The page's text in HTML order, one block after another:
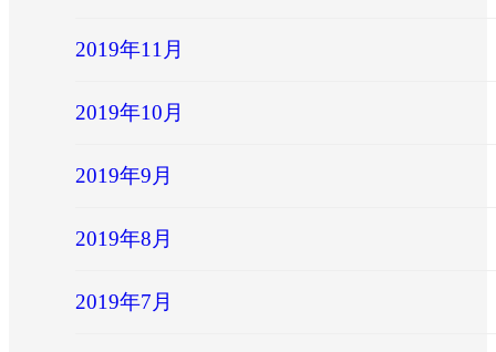
2019年11月
2019年10月
2019年9月
2019年8月
2019年7月